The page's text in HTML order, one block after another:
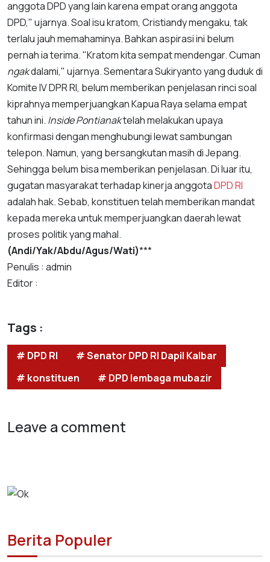
anggota DPD yang lain karena empat orang anggota
DPD," ujarnya. Soal isu kratom, Cristiandy mengaku, tak
terlalu jauh memahaminya. Bahkan aspirasi ini belum
pernah ia terima. "Kratom kita sempat mendengar. Cuman
ngakdalami," ujarnya. Sementara Sukiryanto yang duduk di
Komite IV DPR RI, belum memberikan penjelasan rinci soal
kiprahnya memperjuangkan Kapua Raya selama empat
tahun ini. Inside Pontianaktelah melakukan upaya
konfirmasi dengan menghubungi lewat sambungan
telepon. Namun, yang bersangkutan masih di Jepang.
Sehingga belum bisa memberikan penjelasan. Di luar itu,
gugatan masyarakat terhadap kinerja anggotaDPD RI
adalah hak. Sebab, konstituen telah memberikan mandat
kepada mereka untuk memperjuangkan daerah lewat
proses politik yang mahal.
(Andi/Yak/Abdu/Agus/Wati)***
Penulis : admin
Editor :
Tags :
# DPD RI
# Senator DPD RI Dapil Kalbar
# konstituen
# DPD lembaga mubazir
Leave a comment
Berita Populer